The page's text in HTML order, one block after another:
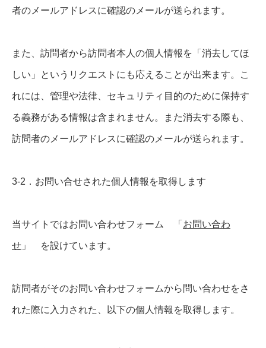
者のメールアドレスに確認のメールが送られます。
また、訪問者から訪問者本人の個人情報を「消去してほ
しい」というリクエストにも応えることが出来ます。こ
れには、管理や法律、セキュリティ目的のために保持す
る義務がある情報は含まれません。また消去する際も、
訪問者のメールアドレスに確認のメールが送られます。
3-2．お問い合せされた個人情報を取得します
当サイトではお問い合わせフォーム 「 お問い合わ
せ 」 を設けています。
訪問者がそのお問い合わせフォームから問い合わせをさ
れた際に入力された、以下の個人情報を取得します。